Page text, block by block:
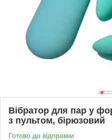
Вібратор для пар у
з пультом, бірюзовий
Готово до відправки